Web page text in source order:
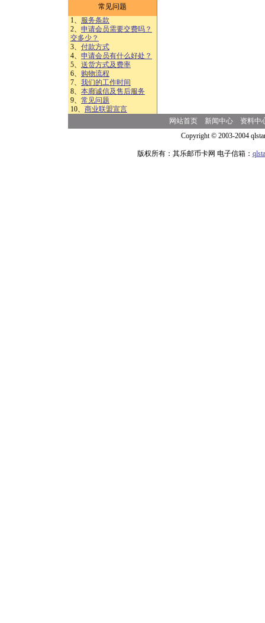
常见问题
1、 服务条款
2、 申请会员需要交费吗？
交多少？
3、 付款方式
4、 申请会员有什么好处？
5、 送货方式及费率
6、 购物流程
7、 我们的工作时间
8、 本廊诚信及售后服务
9、 常见问题
10、 商业联盟宣言
网站首页 新闻中心
资料中
Copyright © 2003-2004
版权所有：其乐邮币卡网 电子信箱：